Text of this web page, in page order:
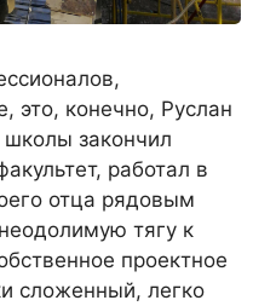
это, конечно, Руслан
закончил
работал в
отца рядовым
тягу к
проектное
сложенный, легко